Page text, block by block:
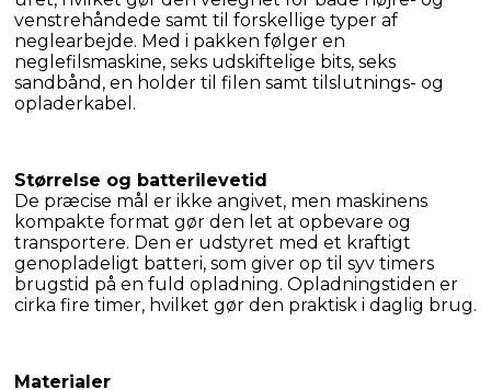
venstrehåndede samt til forskellige typer af
neglearbejde. Med i pakken følger en
neglefilsmaskine, seks udskiftelige bits, seks
sandbånd, en holder til filen samt tilslutnings- og
opladerkabel.
De præcise mål er ikke angivet, men maskinens
kompakte format gør den let at opbevare og
transportere. Den er udstyret med et kraftigt
genopladeligt batteri, som giver op til syv timers
brugstid på en fuld opladning. Opladningstiden er
cirka fire timer, hvilket gør den praktisk i daglig brug.